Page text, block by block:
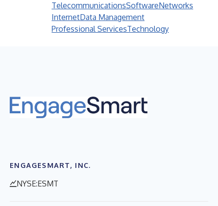
TelecommunicationsSoftwareNetworks
InternetData Management
Professional ServicesTechnology
ENGAGESMART, INC.
NYSE:ESMT